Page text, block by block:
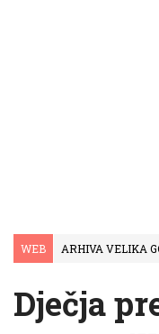
WEB ARHIVA VELIKA
Dječja